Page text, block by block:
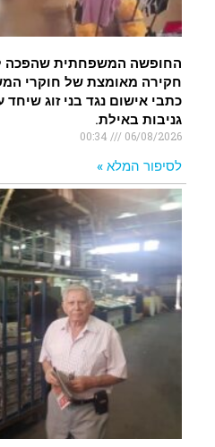
החופשה המשפחתית שהפכה
כתבי אישום נגד בני זוג
גניבות באילת.
06/08/2026
לסיפור המלא »